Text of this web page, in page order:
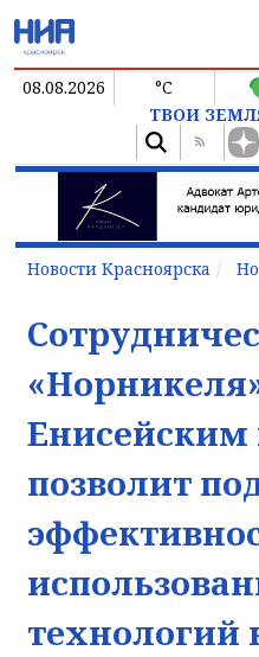
08.08.2026 °C
ТВОИ
Новости Красноярска
Енисейским
позволит
технологий